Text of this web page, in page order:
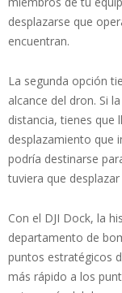
desplazarse que
encuentran.
La segunda opción
alcance del dron. Si
distancia, tienes que
desplazamiento que
podría destinarse
tuviera que
Con el DJI Dock, la
departamento de
puntos estratégicos
más rápido a los